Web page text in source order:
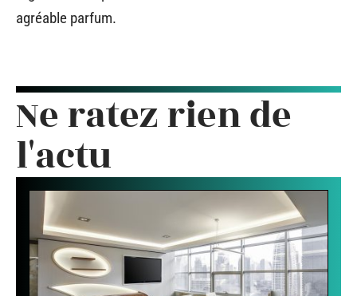
agréable parfum.
Ne ratez rien de
l'actu